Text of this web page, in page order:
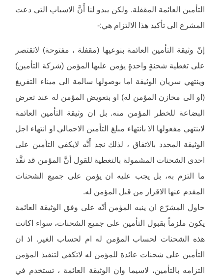
التأمين العائمة المقفلة. ولكن يبدو لنا أَنَّ الاسباب التي دعت
المشرع الى تأكيد هذا الالتزام هي:-
إنّ وثيقة التأمين العائمة بنوعيها (مقفلة ، مفتوحة) لاتقتصر
على تغطية شحنةٍ واحدةٍ يؤمن عليها المؤمن (شركة التأمين)
وينتهي سريان الوثيقة اما بوصولها سالمة الى ميناء التفريغ
(او الى مخازن المؤمن له) او بتعويض المؤمن له عند تعرض
البضاعة للخطر المؤمن منه. بل ان وثيقة التأمين العائمة
لاينتهي مفعولها الا بانتهاء مبلغ التأمين الاجمالي او انتهاء اجل
الوثيقة المحدد بالاتفاق ، لذلك نجد أَنَّه لايكفي التأمين على
احدى الشحنات المشمولة بالتغطية للقول أنَّ المؤمن قد نفَّذ
ما التزم به، بل يجب عليه ان يؤمن على جميع الشحنات
المقدم عنها الاقرار من قبل المؤمن له.
حاول المشرّع ان ينبه المؤمن أنّه على وفق الوثيقة العائمة
يكون ملزماً بقبول التأمين على جميع الشحنات، سواء اكانت
هذه الشحنات لحساب المؤمن له ام لحساب الغير. اذ ان
التأمين على شحنات عائدة للمؤمن له لاتكفي لتنفيذ المؤمن
التزامه بالتأمين، لاسيما وان الوثيقة العائمة ، تستخدم في